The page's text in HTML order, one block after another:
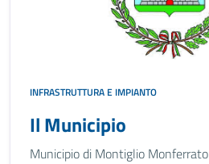
INFRASTRUTTURA E IMPIANTO
Il Municipio
Municipio di Montiglio Monferrato